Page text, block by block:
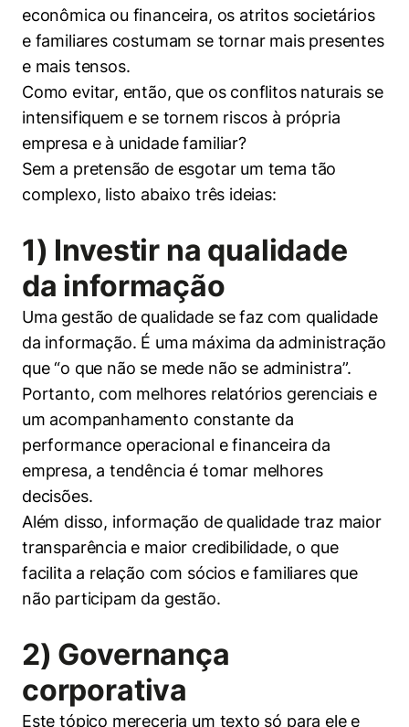
econômica ou financeira, os atritos societários
e familiares costumam se tornar mais presentes
e mais tensos.
Como evitar, então, que os conflitos naturais se
intensifiquem e se tornem riscos à própria
empresa e à unidade familiar?
Sem a pretensão de esgotar um tema tão
complexo, listo abaixo três ideias:
1) Investir na qualidade
da informação
Uma gestão de qualidade se faz com qualidade
da informação. É uma máxima da administração
que “o que não se mede não se administra”.
Portanto, com melhores relatórios gerenciais e
um acompanhamento constante da
performance operacional e financeira da
empresa, a tendência é tomar melhores
decisões.
Além disso, informação de qualidade traz maior
transparência e maior credibilidade, o que
facilita a relação com sócios e familiares que
não participam da gestão.
2) Governança
corporativa
Este tópico mereceria um texto só para ele e